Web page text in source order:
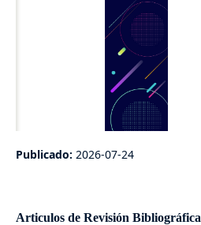
Publicado: 2026-07-24
Articulos de Revisión Bibliográfica